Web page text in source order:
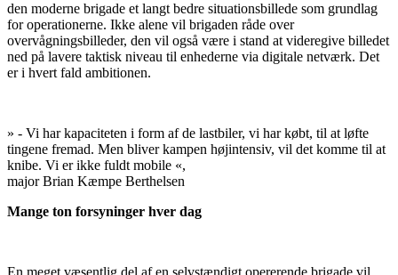
den moderne brigade et langt bedre situationsbillede som grundlag
for operationerne. Ikke alene vil brigaden råde over
overvågningsbilleder, den vil også være i stand at videregive billedet
ned på lavere taktisk niveau til enhederne via digitale netværk. Det
er i hvert fald ambitionen.
» - Vi har kapaciteten i form af de lastbiler, vi har købt, til at løfte
tingene fremad. Men bliver kampen højintensiv, vil det komme til at
knibe. Vi er ikke fuldt mobile «,
major Brian Kæmpe Berthelsen
Mange ton forsyninger hver dag
En meget væsentlig del af en selvstændigt opererende brigade vil